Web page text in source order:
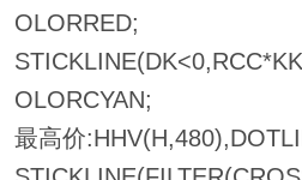
OLORRED;
OLORCYAN;
最高价